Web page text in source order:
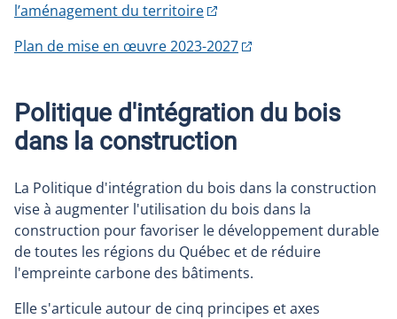
l’aménagement du territoire
Plan de mise en œuvre 2023-2027
Politique d'intégration du bois
dans la construction
La Politique d'intégration du bois dans la construction
vise à augmenter l'utilisation du bois dans la
construction pour favoriser le développement durable
de toutes les régions du Québec et de réduire
l'empreinte carbone des bâtiments.
Elle s'articule autour de cinq principes et axes